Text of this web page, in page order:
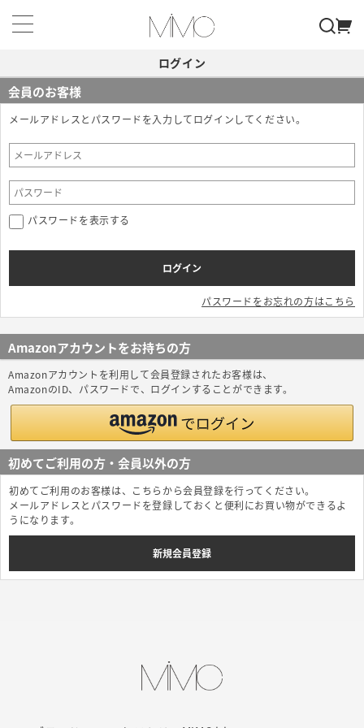
ログイン
会員のお客様
メールアドレスとパスワードを入力してログインしてください。
パスワードを表示する
パスワードをお忘れの方はこちら
Amazonアカウントをお持ちの方
Amazonアカウントを利用して会員登録されたお客様は、
AmazonのID、パスワードで、ログインすることができます。
初めてご利用の方・会員以外の方
初めてご利用のお客様は、こちらから会員登録を行ってください。
メールアドレスとパスワードを登録しておくと便利にお買い物ができるよ
うになります。